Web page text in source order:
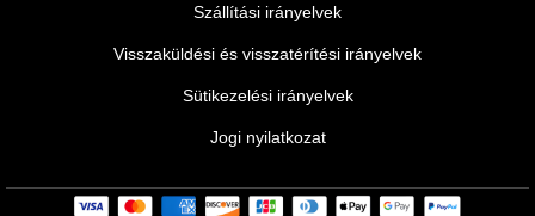
Szállítási irányelvek
Visszaküldési és visszatérítési irányelvek
Sütikezelési irányelvek
Jogi nyilatkozat